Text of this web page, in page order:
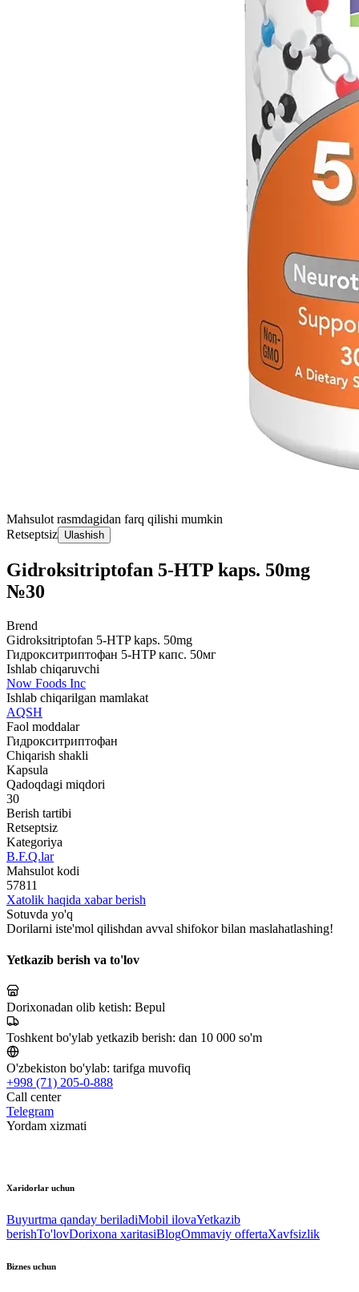
Mahsulot rasmdagidan farq qilishi mumkin
Retseptsiz Ulashish
Gidroksitriptofan 5-HTP kaps. 50mg
№30
Brend
Gidroksitriptofan 5-HTP kaps. 50mg
Гидрокситриптофан 5-HTP капс. 50мг
Ishlab chiqaruvchi
Now Foods Inc
Ishlab chiqarilgan mamlakat
AQSH
Faol moddalar
Гидрокситриптофан
Chiqarish shakli
Kapsula
Qadoqdagi miqdori
30
Berish tartibi
Retseptsiz
Kategoriya
B.F.Q.lar
Mahsulot kodi
57811
Xatolik haqida xabar berish
Sotuvda yo'q
Dorilarni iste'mol qilishdan avval shifokor bilan maslahatlashing!
Yetkazib berish va to'lov
Dorixonadan olib ketish: Bepul
Toshkent bo'ylab yetkazib berish: dan 10 000 so'm
O'zbekiston bo'ylab: tarifga muvofiq
+998 (71) 205-0-888
Call center
Telegram
Yordam xizmati
Xaridorlar uchun
Buyurtma qanday beriladiMobil ilovaYetkazib
berishTo'lovDorixona xaritasiBlogOmmaviy offertaXavfsizlik
Biznes uchun